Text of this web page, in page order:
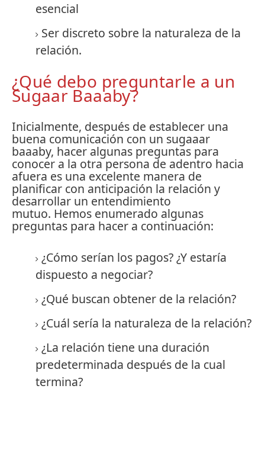
esencial
Ser discreto sobre la naturaleza de la
relación.
¿Qué debo preguntarle a un
Sugaar Baaaby?
Inicialmente, después de establecer una
buena comunicación con un sugaaar
baaaby, hacer algunas preguntas para
conocer a la otra persona de adentro hacia
afuera es una excelente manera de
planificar con anticipación la relación y
desarrollar un entendimiento
mutuo. Hemos enumerado algunas
preguntas para hacer a continuación:
¿Cómo serían los pagos?¿Y estaría
dispuesto a negociar?
¿Qué buscan obtener de la relación?
¿Cuál sería la naturaleza de la relación?
¿La relación tiene una duración
predeterminada después de la cual
termina?